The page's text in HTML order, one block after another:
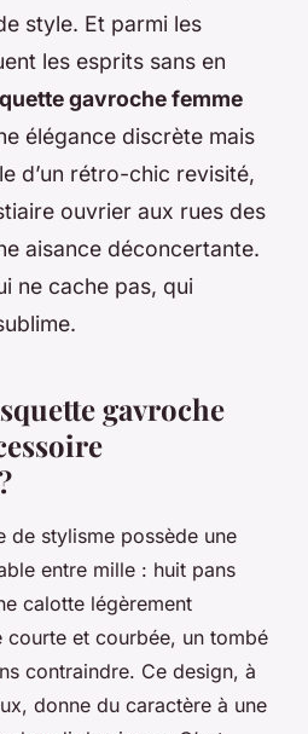
style. Et parmi les
les esprits sans en
gavroche femme
élégance discrète mais
d’un rétro-chic revisité,
ouvrier aux rues des
aisance déconcertante.
ne cache pas, qui
gavroche
de stylisme possède une
entre mille : huit pans
calotte légèrement
courte et courbée, un tombé
contraindre. Ce design, à
donne du caractère à une